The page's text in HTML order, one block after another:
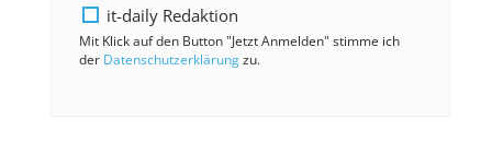
it-daily Redaktion
Mit Klick auf den Button "Jetzt Anmelden" stimme ich
der Datenschutzerklärungzu.